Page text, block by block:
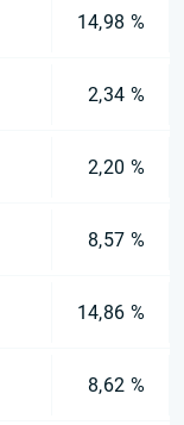
14,98 %
2,34 %
2,20 %
8,57 %
14,86 %
8,62 %